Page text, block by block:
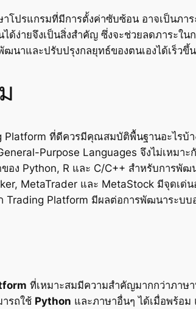
าโปรแกรมที่มีการตั้งค่าซับซ้อน อาจเป็นภ
ได้ง่ายจึงเป็นสิ่งสำคัญ ซึ่งจะช่วยลดภาระใ
ฒนาและปรับปรุงกลยุทธ์ของตนเองได้เร็ว
Platform ที่ดีควรมีคุณสมบัติพื้นฐานอะไรบ้า
Purpose Languages จึงไม่เหมา
อง Python, R และ C/C++ สำหรับการพัฒ
MetaTrader และ MetaStock มีจุดเด่น
Trading Platform มีผลต่อการพัฒนาระบบ
ที่เหมาะสมมีความสำคัญมากกว่าภาษ
รถใช้ Python และภาษาอื่นๆ ได้เมื่อพร้อ